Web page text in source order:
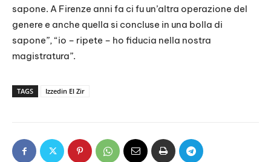
sapone. A Firenze anni fa ci fu un’altra operazione del
genere e anche quella si concluse in una bolla di
sapone”, “io – ripete – ho fiducia nella nostra
magistratura”.
TAGS Izzedin El Zir